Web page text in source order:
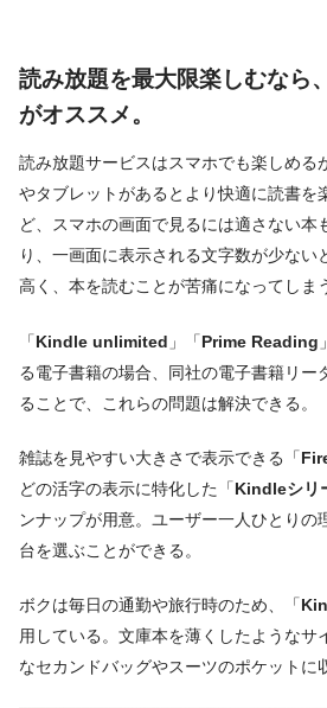
読み放題を最大限楽しむなら
がオススメ。
読み放題サービスはスマホでも楽しめる
やタブレットがあるとより快適に読書を
ど、スマホの画面で見るには適さない本
り、一画面に表示される文字数が少ない
高く、本を読むことが苦痛になってしま
「 Kindle unlimited 」「 Prime Reading
る電子書籍の場合、同社の電子書籍リー
ることで、これらの問題は解決できる。
雑誌を見やすい大きさで表示できる「
どの活字の表示に特化した「 Kindleシリ
ンナップが用意。ユーザー一人ひとりの
台を選ぶことができる。
ボクは毎日の通勤や旅行時のため、「
用している。文庫本を薄くしたようなサ
なセカンドバッグやスーツのポケットに